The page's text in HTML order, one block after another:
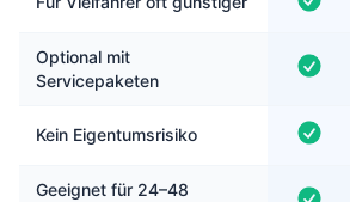
Optional mit
Servicepaketen
Kein Eigentumsrisiko
Geeignet für 24–48